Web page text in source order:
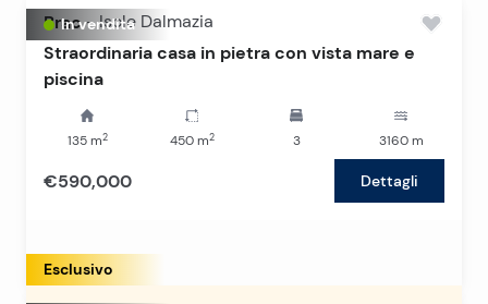
In vendita
Brac - Isole Dalmazia
Straordinaria casa in pietra con vista mare e
piscina
135m2 450m2 3 3160m
€590,000 Dettagli
Esclusivo